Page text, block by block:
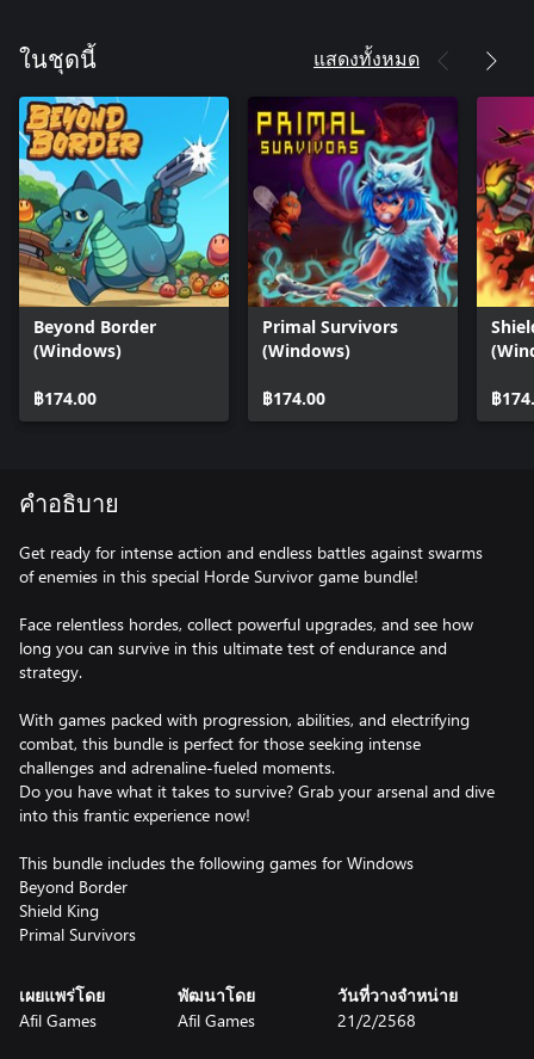
ในชุดนี้ แสดงทั้งหมด
Beyond Border
(Windows)
฿174.00
Primal Survivors
(Windows)
฿174.00 ฿
คำอธิบาย
Get ready for intense action and endless battles against swarms
of enemies in this special Horde Survivor game bundle!
Face relentless hordes, collect powerful upgrades, and see how
long you can survive in this ultimate test of endurance and
strategy.
With games packed with progression, abilities, and electrifying
combat, this bundle is perfect for those seeking intense
challenges and adrenaline-fueled moments.
Do you have what it takes to survive? Grab your arsenal and dive
into this frantic experience now!
This bundle includes the following games for Windows
Beyond Border
Shield King
Primal Survivors
เผยแพร่โดย
Afil Games
พัฒนาโดย
Afil Games
วันที่วางจำหน่าย
21/2/2568